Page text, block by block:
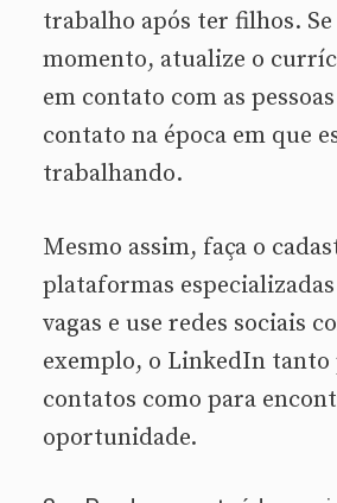
trabalho após ter filhos. Se
momento, atualize o
em contato com as
contato na época em que
trabalhando.
Mesmo assim, faça o
plataformas
vagas e use redes sociais
exemplo, o LinkedIn tanto
contatos como para
oportunidade.